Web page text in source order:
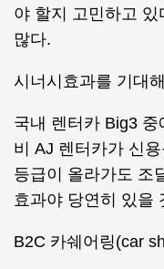
야 할지 고민하고
많다.
시너시효과를 기대
국내 렌터카 Big3 중
비 AJ 렌터카가 신
등급이 올라가도 조
효과야 당연히 있을
B2C 카쉐어링(car